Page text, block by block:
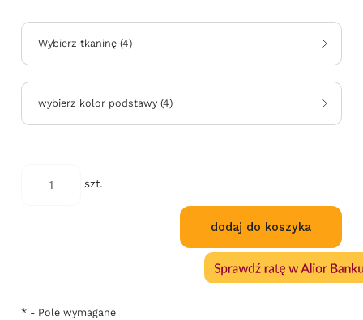
Wybierz tkaninę (4)
wybierz kolor podstawy (4)
koloru: szt.
dodaj do koszyka
* - Pole wymagane